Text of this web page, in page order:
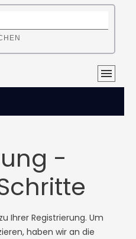
-
Ihrer Registrierung. Um
haben wir an die